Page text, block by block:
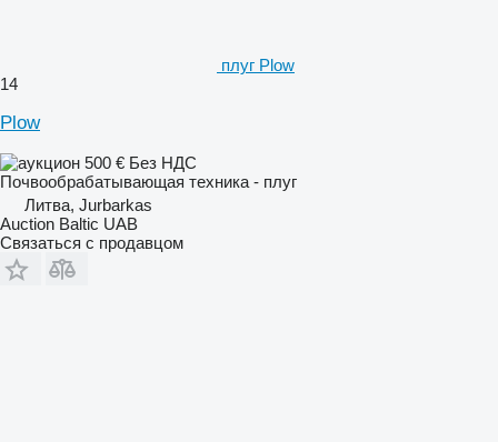
плуг Plow
14
Plow
500 € Без НДС
Почвообрабатывающая техника - плуг
Литва, Jurbarkas
Auction Baltic UAB
Связаться с продавцом